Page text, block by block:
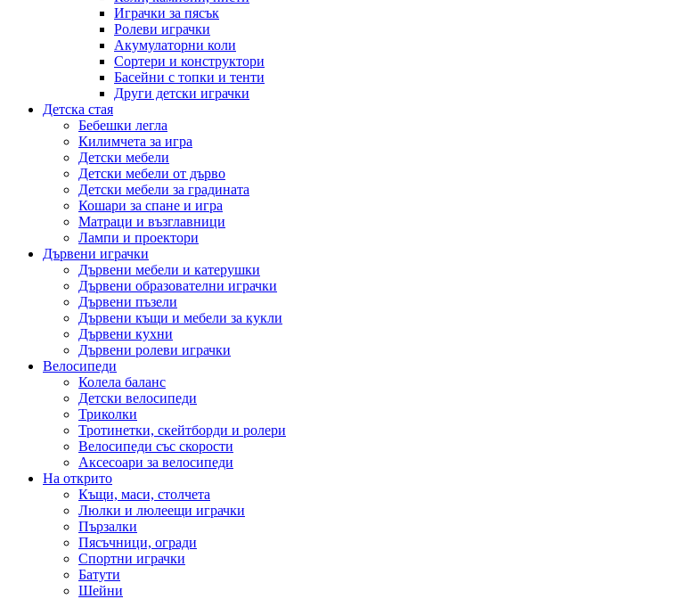
Играчки за пясък
Ролеви играчки
Акумулаторни коли
Сортери и конструктори
Басейни с топки и тенти
Други детски играчки
Детска стая
Бебешки легла
Килимчета за игра
Детски мебели
Детски мебели от дърво
Детски мебели за градината
Кошари за спане и игра
Матраци и възглавници
Лампи и проектори
Дървени играчки
Дървени мебели и катерушки
Дървени образователни играчки
Дървени пъзели
Дървени къщи и мебели за кукли
Дървени кухни
Дървени ролеви играчки
Велосипеди
Колела баланс
Детски велосипеди
Триколки
Тротинетки, скейтборди и ролери
Велосипеди със скорости
Аксесоари за велосипеди
На открито
Къщи, маси, столчета
Люлки и люлеещи играчки
Пързалки
Пясъчници, огради
Спортни играчки
Батути
Шейни